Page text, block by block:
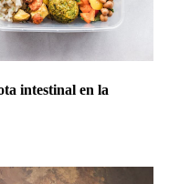
intestinal en la